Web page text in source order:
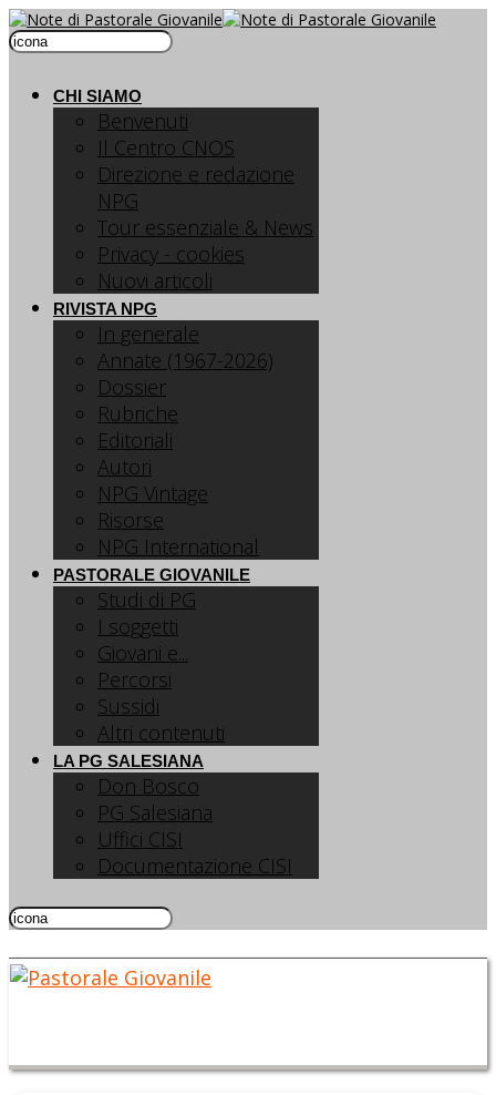
CHI SIAMO
Benvenuti
Il Centro CNOS
Direzione e redazione
NPG
Tour essenziale & News
Privacy - cookies
Nuovi articoli
RIVISTA NPG
In generale
Annate (1967-2026)
Dossier
Rubriche
Editoriali
Autori
NPG Vintage
Risorse
NPG International
PASTORALE GIOVANILE
Studi di PG
I soggetti
Giovani e...
Percorsi
Sussidi
Altri contenuti
LA PG SALESIANA
Don Bosco
PG Salesiana
Uffici CISI
Documentazione CISI